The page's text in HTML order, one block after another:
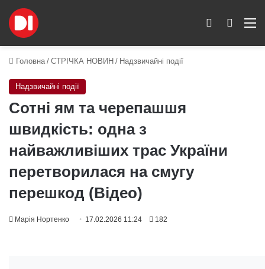
Пошук
Switch skin
Головна / СТРІЧКА НОВИН / Надзвичайні події
Надзвичайні події
Сотні ям та черепашшя
швидкість: одна з
найважливіших трас України
перетворилася на смугу
перешкод (Відео)
Марія Нортенко 17.02.2026 11:24 182